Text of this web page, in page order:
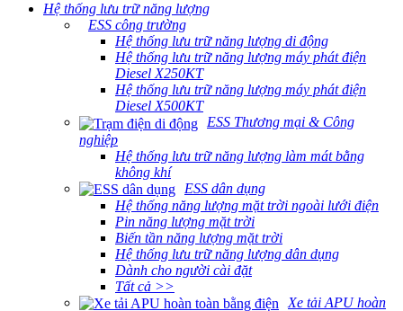
Hệ thống lưu trữ năng lượng
ESS công trường
Hệ thống lưu trữ năng lượng di động
Hệ thống lưu trữ năng lượng máy phát điện
Diesel X250KT
Hệ thống lưu trữ năng lượng máy phát điện
Diesel X500KT
ESS Thương mại & Công
nghiệp
Hệ thống lưu trữ năng lượng làm mát bằng
không khí
ESS dân dụng
Hệ thống năng lượng mặt trời ngoài lưới điện
Pin năng lượng mặt trời
Biến tần năng lượng mặt trời
Hệ thống lưu trữ năng lượng dân dụng
Dành cho người cài đặt
Tất cả >>
Xe tải APU hoàn